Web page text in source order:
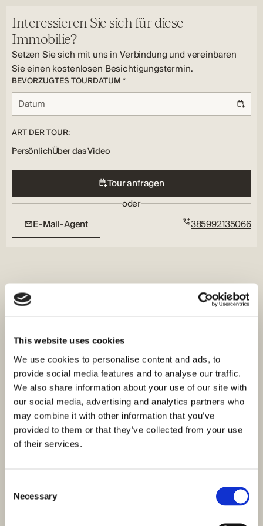
This website uses cookies
We use cookies to personalise content and ads, to
provide social media features and to analyse our traffic.
We also share information about your use of our site with
our social media, advertising and analytics partners who
may combine it with other information that you’ve
provided to them or that they’ve collected from your use
of their services.
Selection
Necessary
Versorgungsunternehmen:
Elektrizität, Wasser, Internet
Bodenbelag Typ:
Parkett, Keramische Kacheln
Heizung Typ:
Unterflur, Klimatisierung
Anzahl der Badezimmer:
Terrasse, Kühlung, Parken
Interessieren Sie sich für diese
Immobilie?
Setzen Sie sich mit uns in Verbindung und vereinbaren
Sie einen kostenlosen Besichtigungstermin.
BEVORZUGTES TOURDATUM *
ART DER TOUR:
PersönlichÜber das Video
Tour anfragen
oder
E-Mail-Agent
385992135066